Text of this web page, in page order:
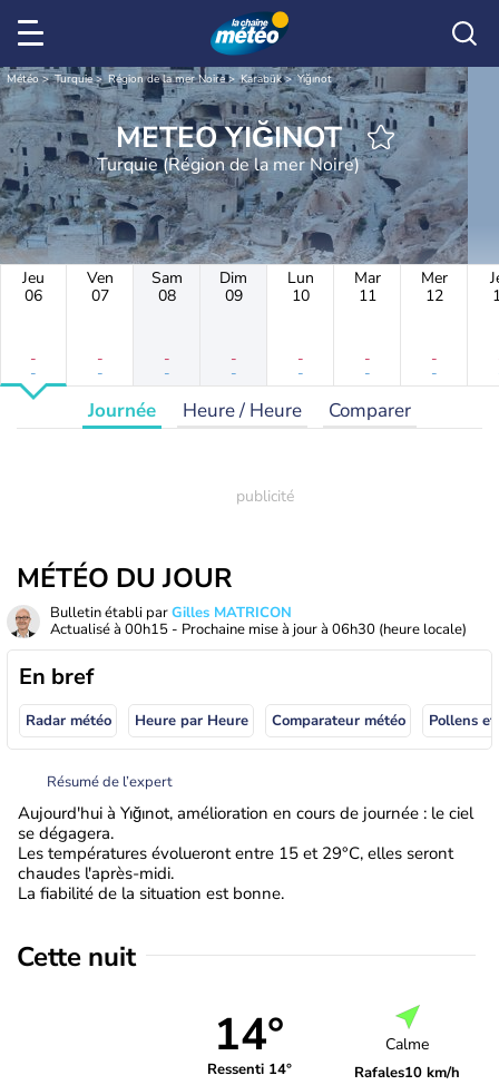
Météo Turquie Région de la mer Noire Karabük Yığınot
METEO YIĞINOT
Turquie (Région de la mer Noire)
Jeu
06
-
-
Ven
07
-
-
Sam
08
-
-
Dim
09
-
-
Lun
10
-
-
Mar
11
-
-
Mer
12
-
-
Journée Heure / Heure Comparer
MÉTÉO DU JOUR
Bulletin établi parGilles MATRICON
Actualisé à 00h15 - Prochaine mise à jour à 06h30 (heure locale)
En bref
Radar météo Heure par Heure Comparateur météo Pollens
Résumé de l’expert
Aujourd'hui à Yığınot, amélioration en cours de journée : le ciel
se dégagera.
Les températures évolueront entre 15 et 29°C, elles seront
chaudes l'après-midi.
La fiabilité de la situation est bonne.
Cette nuit
14°
Ressenti 14°
Calme
Rafales10 km/h